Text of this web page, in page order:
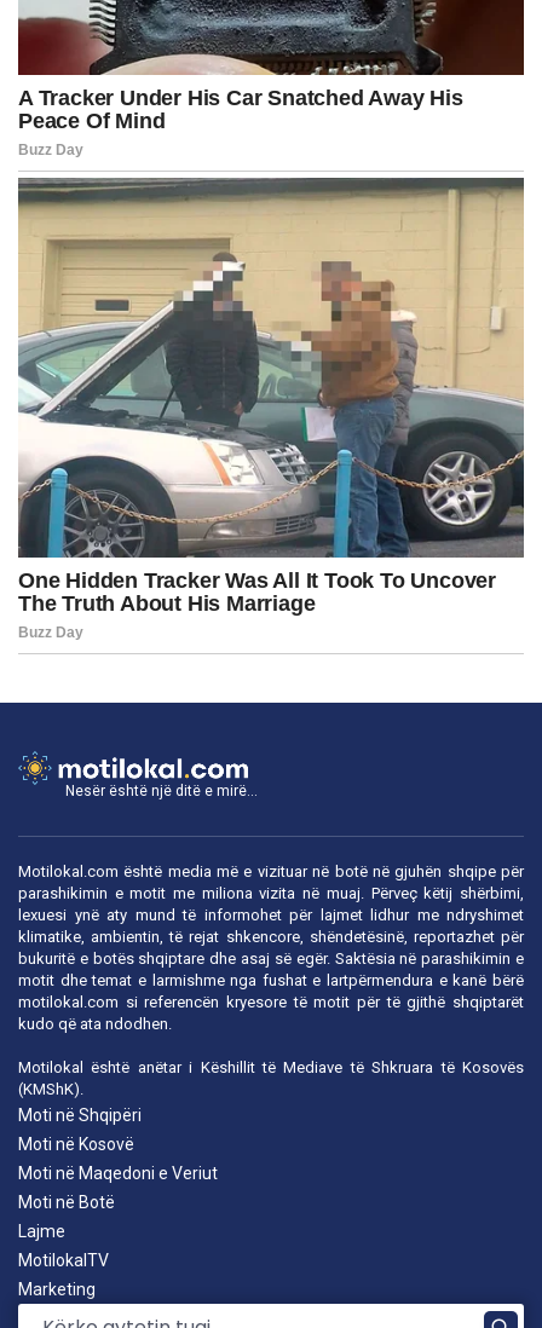
Nesër është një ditë e mirë...
Motilokal.com është media më e vizituar në botë në gjuhën shqipe për
parashikimin e motit me miliona vizita në muaj. Përveç këtij shërbimi,
lexuesi ynë aty mund të informohet për lajmet lidhur me ndryshimet
klimatike, ambientin, të rejat shkencore, shëndetësinë, reportazhet për
bukuritë e botës shqiptare dhe asaj së egër. Saktësia në parashikimin e
motit dhe temat e larmishme nga fushat e lartpërmendura e kanë bërë
motilokal.com si referencën kryesore të motit për të gjithë shqiptarët
kudo që ata ndodhen.
Motilokal është anëtar i Këshillit të Mediave të Shkruara të Kosovës
(KMShK).
Moti në Shqipëri
Moti në Kosovë
Moti në Maqedoni e Veriut
Moti në Botë
Lajme
MotilokalTV
Marketing